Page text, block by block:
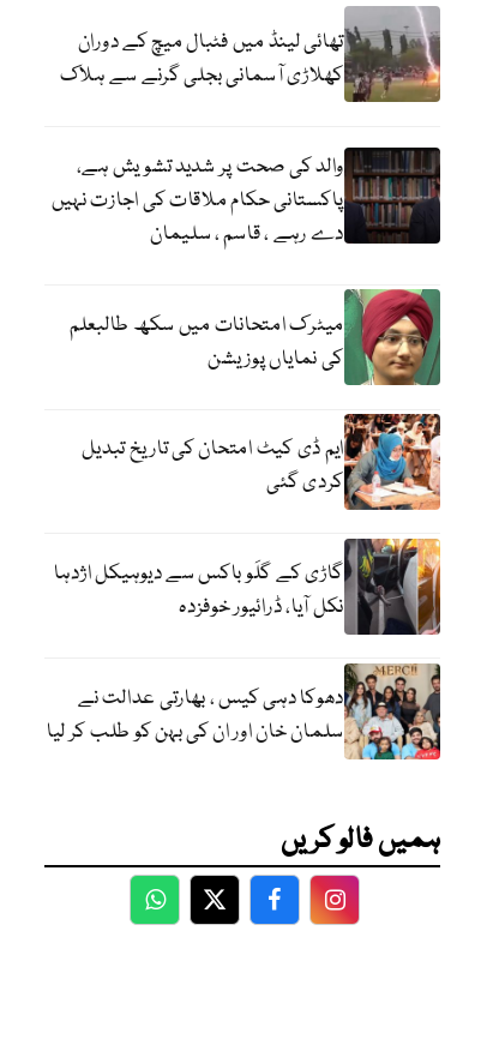
تھائی لینڈ میں فٹبال میچ کے دوران
کھلاڑی آسمانی بجلی گرنے سے ہلاک
والد کی صحت پر شدید تشویش ہے،
پاکستانی حکام ملاقات کی اجازت نہیں
دے رہے ، قاسم ، سلیمان
میٹرک امتحانات میں سکھ طالبعلم
کی نمایاں پوزیشن
ایم ڈی کیٹ امتحان کی تاریخ تبدیل
کردی گئی
گاڑی کے گلَو باکس سے دیوہیکل اژدہا
نکل آیا، ڈرائیور خوفزدہ
دھوکا دہی کیس ، بھارتی عدالت نے
سلمان خان اور ان کی بہن کو طلب کر لیا
ہمیں فالو کریں
WhatsApp
TwitterFacebookFacebook